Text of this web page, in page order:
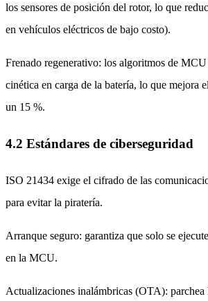
los sensores de posición del rotor, lo que
en vehículos eléctricos de bajo costo).
Frenado regenerativo: los algoritmos de
cinética en carga de la batería, lo que mejora
un 15 %.
4.2 Estándares de ciberseguridad
ISO 21434 exige el cifrado de las
para evitar la piratería.
Arranque seguro: garantiza que solo se
en la MCU.
Actualizaciones inalámbricas (OTA): parchea